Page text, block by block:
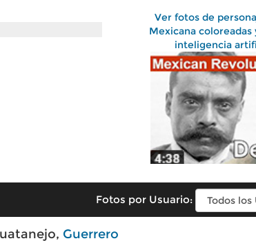
Ver fotos de
Mexicana
inteligencia
Fotos por Usuario:
Guerrero